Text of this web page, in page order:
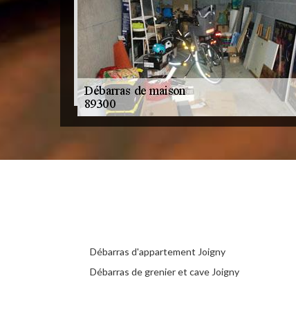
Débarras d'appartement Joigny
Débarras de grenier et cave Joigny